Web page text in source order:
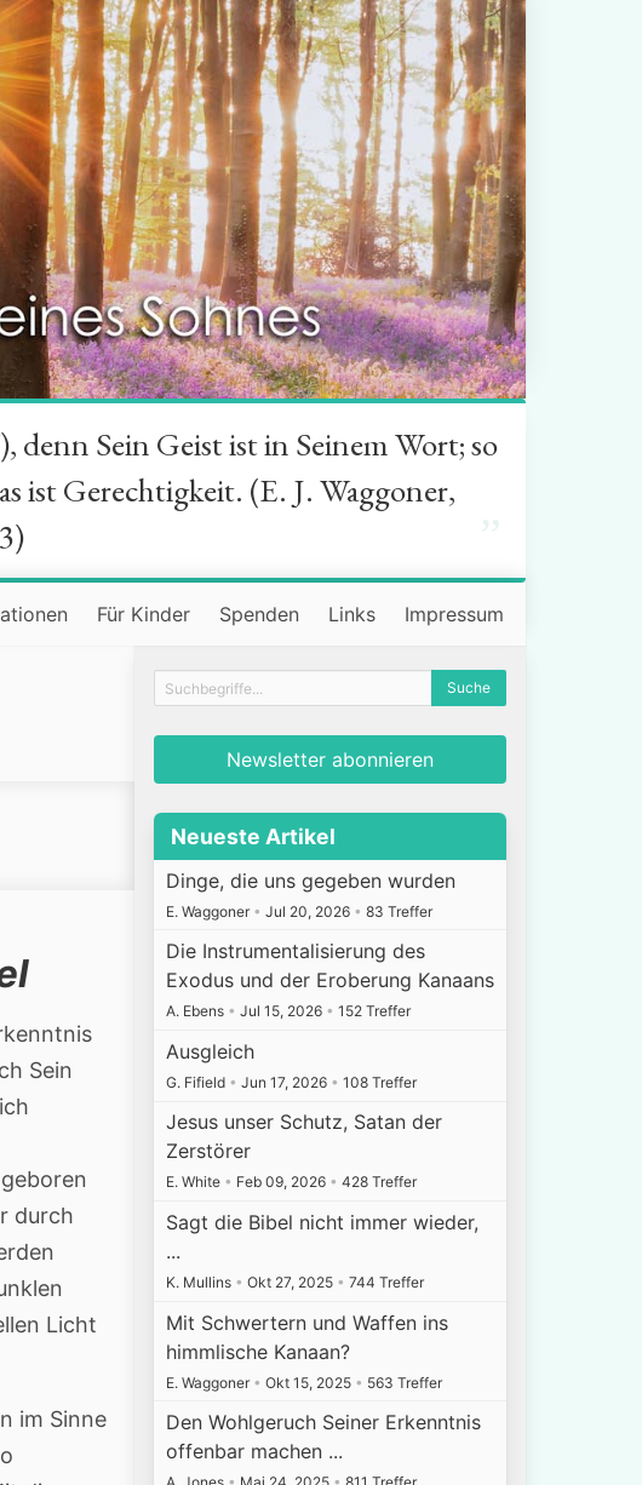
Sein Geist ist in Seinem Wort; so
ist Gerechtigkeit. (E. J. Waggoner,
Für Kinder Spenden Links Impressum
Sein
durch
Licht
im Sinne
Newsletter abonnieren
Neueste Artikel
Dinge, die uns gegeben wurden
E. Waggoner • Jul 20, 2026 • 83 Treffer
Die Instrumentalisierung des
Exodus und der Eroberung Kanaans
A. Ebens • Jul 15, 2026 • 152 Treffer
Ausgleich
G. Fifield • Jun 17, 2026 • 108 Treffer
Jesus unser Schutz, Satan der
Zerstörer
E. White • Feb 09, 2026 • 428 Treffer
Sagt die Bibel nicht immer wieder,
...
K. Mullins • Okt 27, 2025 • 744 Treffer
Mit Schwertern und Waffen ins
himmlische Kanaan?
E. Waggoner • Okt 15, 2025 • 563 Treffer
Den Wohlgeruch Seiner Erkenntnis
offenbar machen ...